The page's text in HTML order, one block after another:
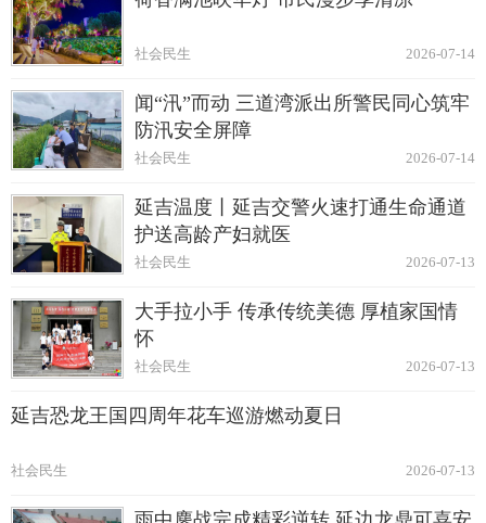
2026-07-14
社会民生
闻“汛”而动 三道湾派出所警民同心筑牢
防汛安全屏障
2026-07-14
社会民生
延吉温度丨延吉交警火速打通生命通道
护送高龄产妇就医
2026-07-13
社会民生
大手拉小手 传承传统美德 厚植家国情
怀
2026-07-13
社会民生
延吉恐龙王国四周年花车巡游燃动夏日
2026-07-13
社会民生